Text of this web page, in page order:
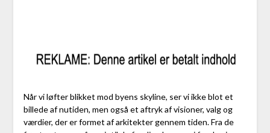
Når vi løfter blikket mod byens skyline, ser vi ikke blot et
billede af nutiden, men også et aftryk af visioner, valg og
værdier, der er formet af arkitekter gennem tiden. Fra de